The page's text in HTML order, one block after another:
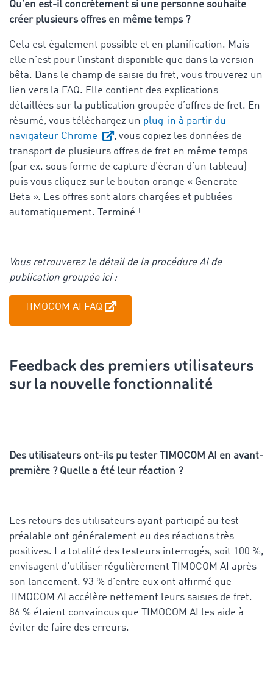
Qu’en est-il concrètement si une personne souhaite
créer plusieurs offres en même temps ?
Cela est également possible et en planification. Mais
elle n'est pour l’instant disponible que dans la version
bêta. Dans le champ de saisie du fret, vous trouverez un
lien vers la FAQ. Elle contient des explications
détaillées sur la publication groupée d’offres de fret. En
résumé, vous téléchargez un plug-in à partir du
navigateur Chrome
, vous copiez les données de
transport de plusieurs offres de fret en même temps
(par ex. sous forme de capture d’écran d’un tableau)
puis vous cliquez sur le bouton orange « Generate
Beta ». Les offres sont alors chargées et publiées
automatiquement. Terminé !
Vous retrouverez le détail de la procédure AI de
publication groupée ici :
TIMOCOM AI FAQ
Feedback des premiers utilisateurs
sur la nouvelle fonctionnalité
Des utilisateurs ont-ils pu tester TIMOCOM AI en avant-
première ? Quelle a été leur réaction ?
Les retours des utilisateurs ayant participé au test
préalable ont généralement eu des réactions très
positives. La totalité des testeurs interrogés, soit 100 %,
envisagent d’utiliser régulièrement TIMOCOM AI après
son lancement. 93 % d’entre eux ont affirmé que
TIMOCOM AI accélère nettement leurs saisies de fret.
86 % étaient convaincus que TIMOCOM AI les aide à
éviter de faire des erreurs.